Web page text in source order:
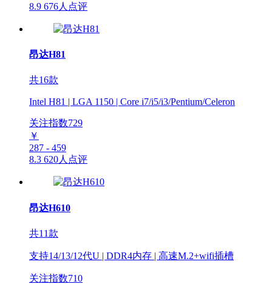
8.9 676人点评
昂达H81
共16款
Intel H81 | LGA 1150 | Core i7/i5/i3/Pentium/Celeron
关注指数729
￥
287 - 459
8.3 620人点评
昂达H610
共11款
支持14/13/12代U | DDR4内存 | 高速M.2+wifi插槽
关注指数710